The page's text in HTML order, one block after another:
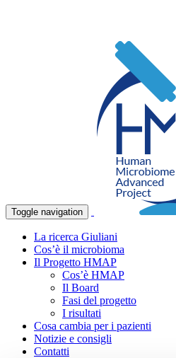
Toggle navigation
La ricerca Giuliani
Cos’è il microbioma
Il Progetto HMAP
Cos’è HMAP
Il Board
Fasi del progetto
I risultati
Cosa cambia per i pazienti
Notizie e consigli
Contatti